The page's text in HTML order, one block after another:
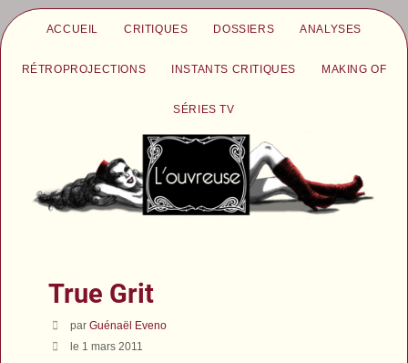
ACCUEIL CRITIQUES DOSSIERS ANALYSES
RÉTROPROJECTIONS INSTANTS CRITIQUES MAKING OF
SÉRIES TV
True Grit
parGuénaël Eveno
le 1 mars 2011